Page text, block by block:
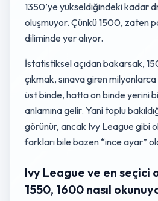
1350’ye yükseldiğindeki kadar
oluşmuyor. Çünkü 1500, zaten
diliminde yer alıyor.
İstatistiksel açıdan bakarsak,
çıkmak, sınava giren
üst binde, hatta on binde yerini
anlamına gelir. Yani toplu
görünür, ancak Ivy League gibi
farkları bile bazen “ince ayar”
Ivy League ve en seçici
1550, 1600 nasıl